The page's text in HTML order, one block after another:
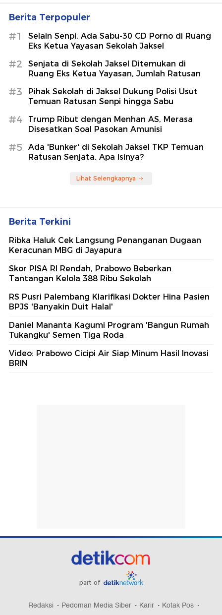
Berita Terpopuler
#1
Selain Senpi, Ada Sabu-30 CD Porno di Ruang
Eks Ketua Yayasan Sekolah Jaksel
#2
Senjata di Sekolah Jaksel Ditemukan di
Ruang Eks Ketua Yayasan, Jumlah Ratusan
#3
Pihak Sekolah di Jaksel Dukung Polisi Usut
Temuan Ratusan Senpi hingga Sabu
#4
Trump Ribut dengan Menhan AS, Merasa
Disesatkan Soal Pasokan Amunisi
#5
Ada 'Bunker' di Sekolah Jaksel TKP Temuan
Ratusan Senjata, Apa Isinya?
Lihat Selengkapnya
Berita Terkini
Ribka Haluk Cek Langsung Penanganan Dugaan
Keracunan MBG di Jayapura
Skor PISA RI Rendah, Prabowo Beberkan
Tantangan Kelola 388 Ribu Sekolah
RS Pusri Palembang Klarifikasi Dokter Hina Pasien
BPJS 'Banyakin Duit Halal'
Daniel Mananta Kagumi Program 'Bangun Rumah
Tukangku' Semen Tiga Roda
Video: Prabowo Cicipi Air Siap Minum Hasil Inovasi
BRIN
part of
Redaksi Pedoman Media Siber Karir
Kotak Pos